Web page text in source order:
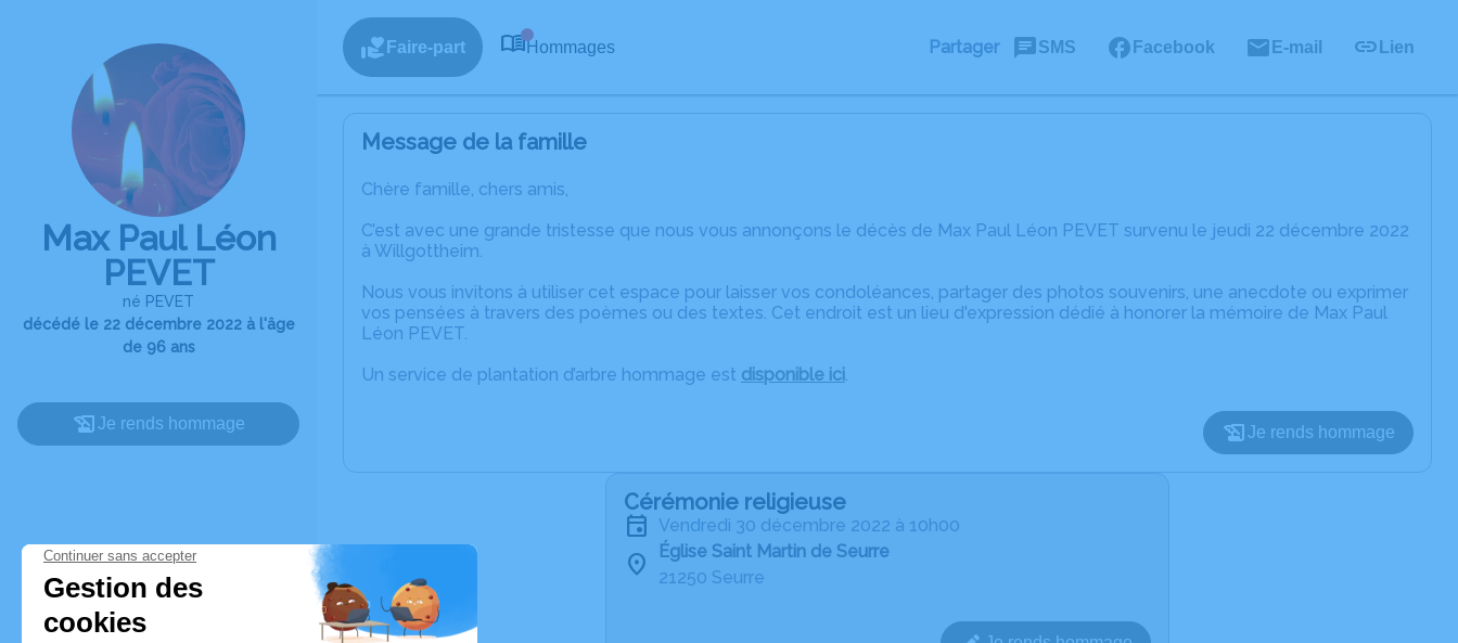
Max Paul Léon
PEVET
né PEVET
décédé le 22 décembre 2022 à l'âge
de 96 ans
Je rends hommage
Faire-part Hommages Partager SMS Facebook E-mail Lien
Message de la famille
Chère famille, chers amis,
C’est avec une grande tristesse que nous vous annonçons le décès de Max Paul Léon PEVET survenu le jeudi 22 décembre 2022
à Willgottheim.
Nous vous invitons à utiliser cet espace pour laisser vos condoléances, partager des photos souvenirs, une anecdote ou exprimer
vos pensées à travers des poèmes ou des textes. Cet endroit est un lieu d'expression dédié à honorer la mémoire de Max Paul
Léon PEVET.
Un service de plantation d’arbre hommage est disponible ici.
Je rends hommage
Cérémonie religieuse
vendredi 30 décembre 2022 à 10h00
Église Saint Martin de Seurre
21250 Seurre